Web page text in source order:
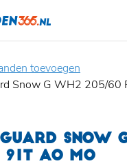
toevoegen
Snow G WH2 205/60
SNOW
AO MO